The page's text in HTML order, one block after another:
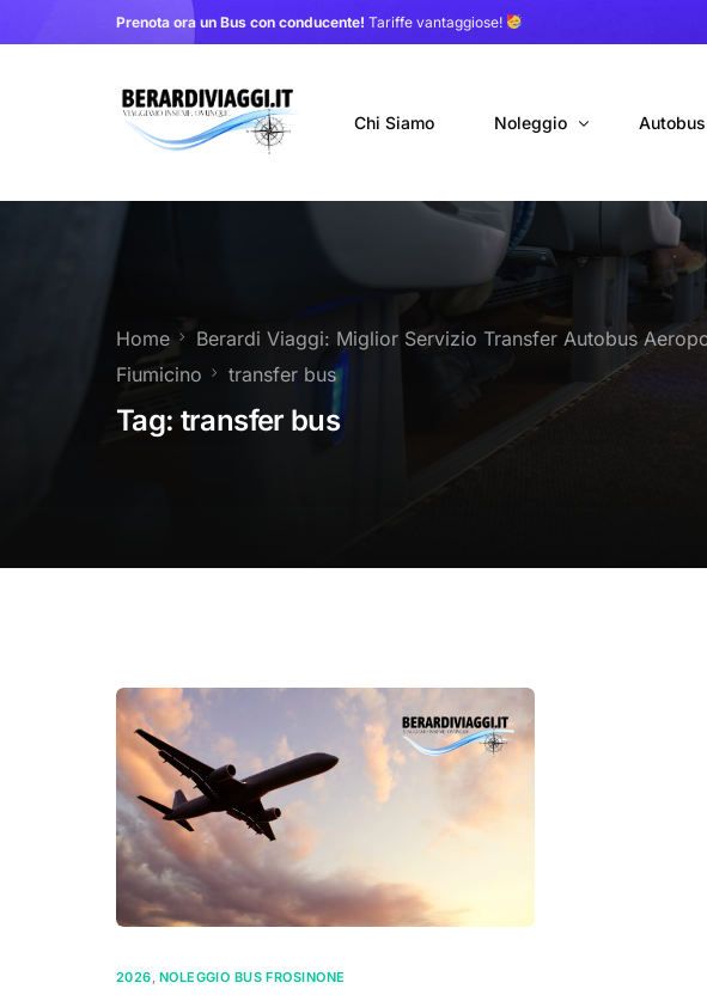
Prenota ora un Bus con conducente! Tariffe vantaggiose!
Chi Siamo Noleggio
Autobus con conducente
Noleggio autobus Tour
Noleggio 9 Posti Online
Trasferimenti privati
Autobus
Home
Berardi Viaggi: Miglior Servizio Transfer Autobus
Fiumicino
transfer bus
Tag: transfer bus
2026 NOLEGGIO BUS FROSINONE